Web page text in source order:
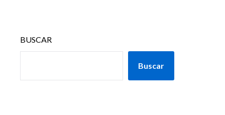
BUSCAR
Buscar